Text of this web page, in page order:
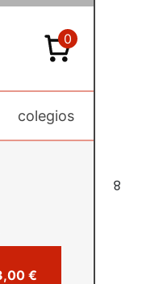
8
colegios
0
Comprar por 13,00 €